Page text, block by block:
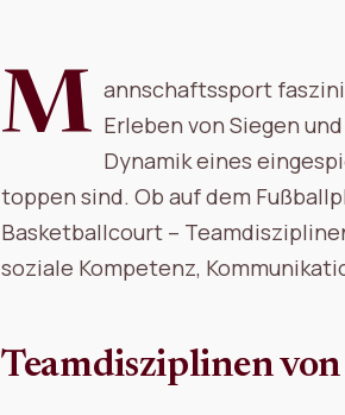
M annschaftssport
Erleben von Siegen
Dynamik eines
toppen sind. Ob auf dem
Basketballcourt –
soziale Kompetenz,
Teamdisziplinen